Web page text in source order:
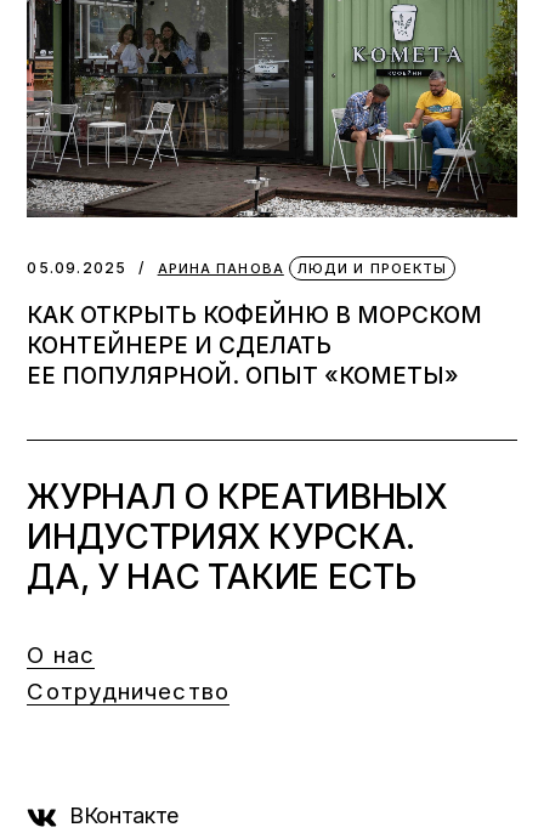
05.09.2025 АРИНА ПАНОВА ЛЮДИ И ПРОЕКТЫ
КАК ОТКРЫТЬ КОФЕЙНЮ В МОРСКОМ
КОНТЕЙНЕРЕ И СДЕЛАТЬ
ЕЕ ПОПУЛЯРНОЙ. ОПЫТ «КОМЕТЫ»
ЖУРНАЛ О КРЕАТИВНЫХ
ИНДУСТРИЯХ КУРСКА.
ДА, У НАС ТАКИЕ ЕСТЬ
О нас
Сотрудничество
ВКонтакте